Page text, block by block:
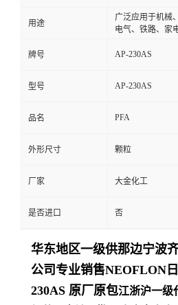
言
用途
广泛应用于机械
电气、铁路、家
牌号 AP-230AS
型号 AP-230AS
品名 PFA
外形尺寸 颗粒
厂家 大金化工
是否进口 否
华东地区一级供那边宁波
公司专业销售NEOFLON
230AS 原厂原包江浙沪一级